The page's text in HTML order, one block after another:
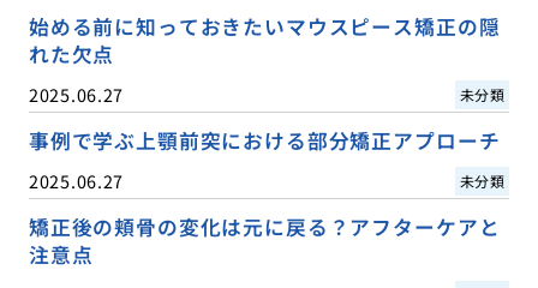
始める前に知っておきたいマウスピース矯正の隠
れた欠点
2025.06.27 未分類
事例で学ぶ上顎前突における部分矯正アプローチ
2025.06.27 未分類
矯正後の頬骨の変化は元に戻る？アフターケアと
注意点